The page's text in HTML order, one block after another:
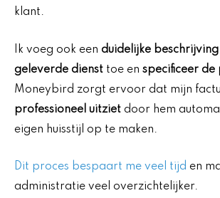
klant.
Ik voeg ook een duidelijke
geleverde dienst toe en specificeer de
Moneybird zorgt ervoor dat mijn
professioneel uitziet door hem
eigen huisstijl op te maken.
Dit proces bespaart me veel tijd en
administratie veel overzichtelijker.